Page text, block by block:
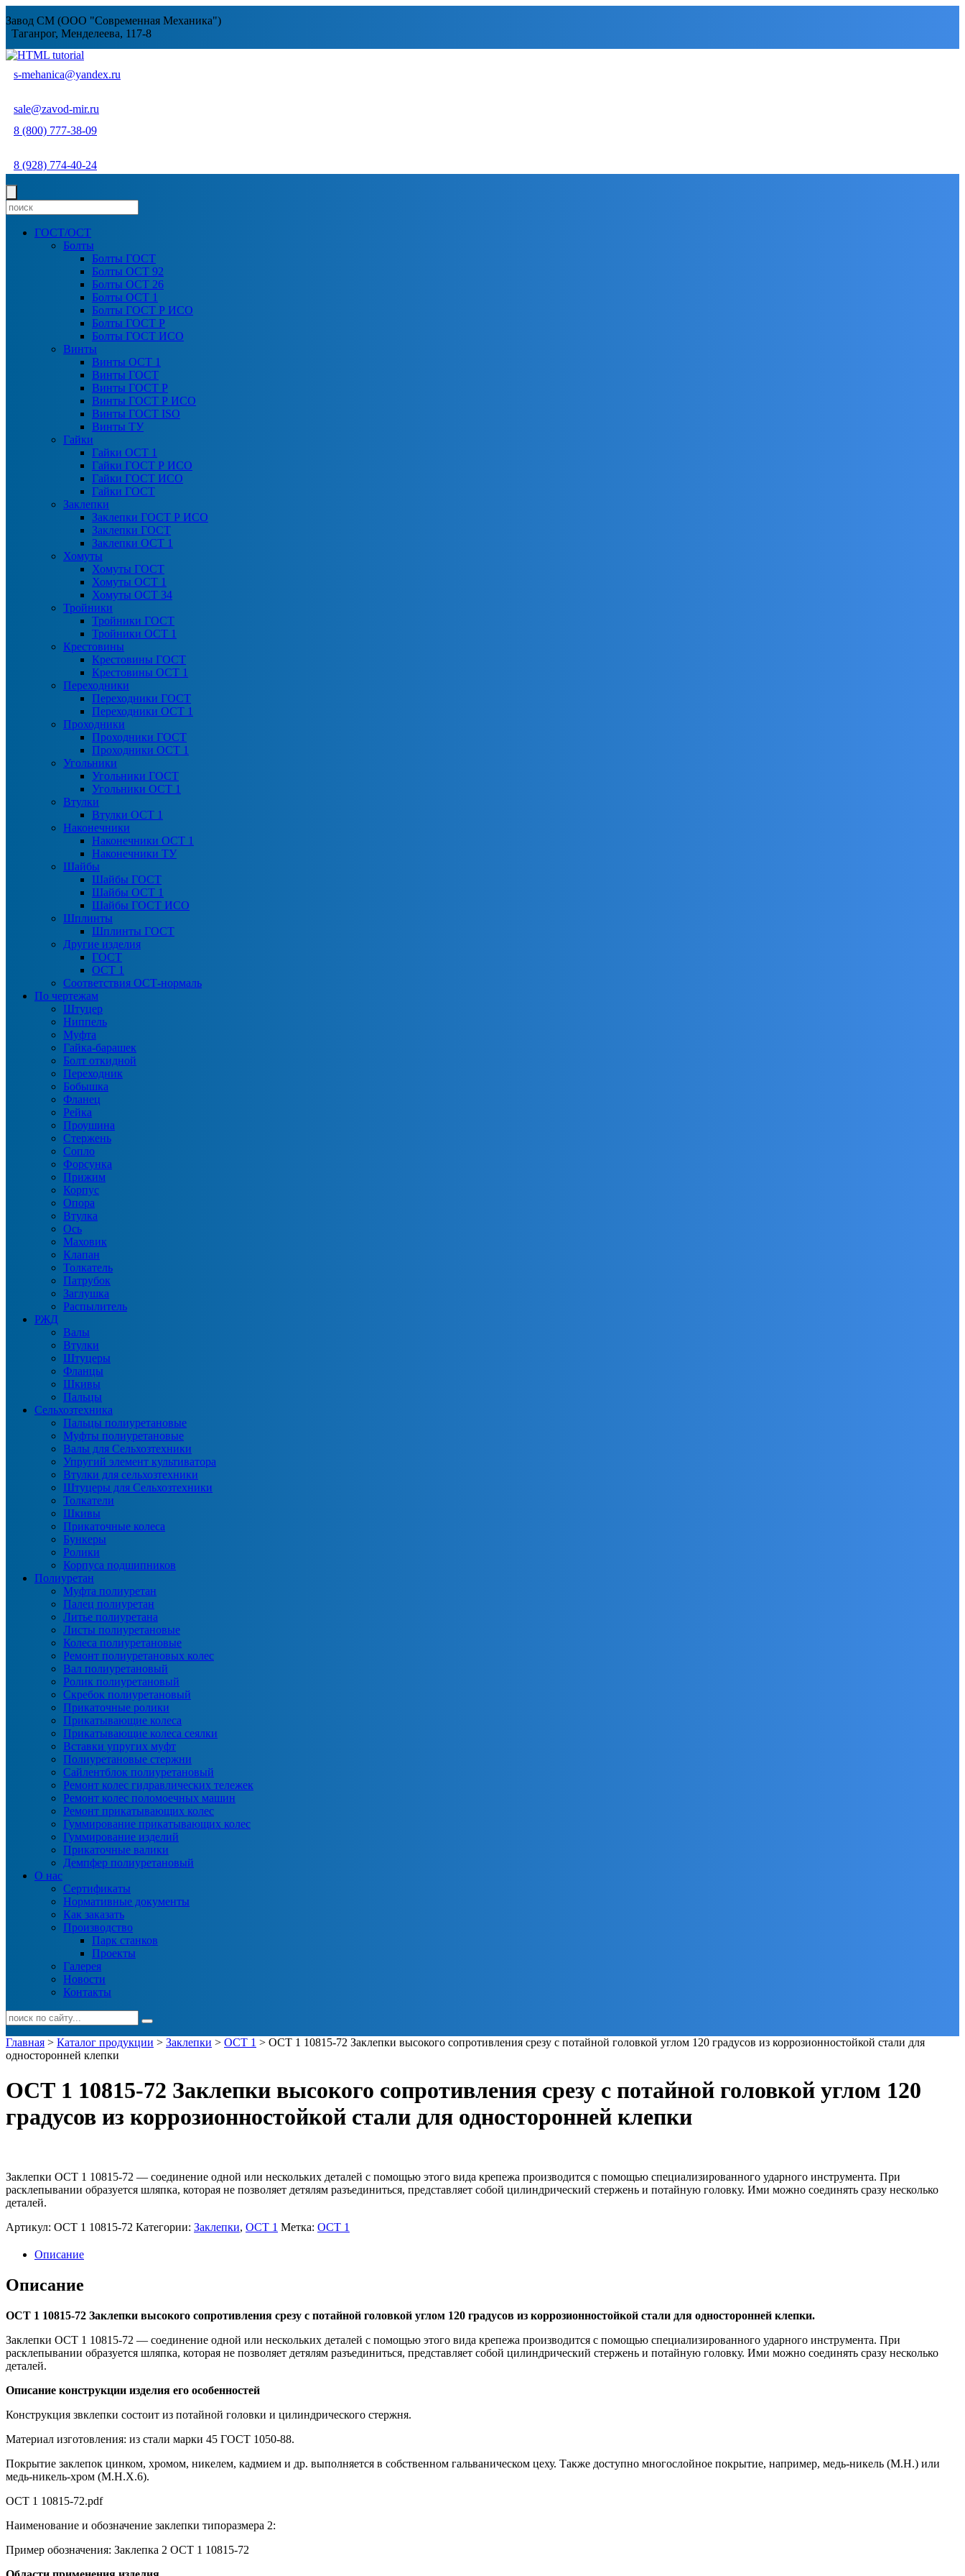
Завод СМ (ООО "Современная Механика")
Таганрог, Менделеева, 117-8
s-mehanica@yandex.ru
sale@zavod-mir.ru
8 (800) 777-38-09
8 (928) 774-40-24
ГОСТ/ОСТ
Болты
Болты ГОСТ
Болты ОСТ 92
Болты ОСТ 26
Болты ОСТ 1
Болты ГОСТ Р ИСО
Болты ГОСТ Р
Болты ГОСТ ИСО
Винты
Винты ОСТ 1
Винты ГОСТ
Винты ГОСТ Р
Винты ГОСТ Р ИСО
Винты ГОСТ ISO
Винты ТУ
Гайки
Гайки ОСТ 1
Гайки ГОСТ Р ИСО
Гайки ГОСТ ИСО
Гайки ГОСТ
Заклепки
Заклепки ГОСТ Р ИСО
Заклепки ГОСТ
Заклепки ОСТ 1
Хомуты
Хомуты ГОСТ
Хомуты ОСТ 1
Хомуты ОСТ 34
Тройники
Тройники ГОСТ
Тройники ОСТ 1
Крестовины
Крестовины ГОСТ
Крестовины ОСТ 1
Переходники
Переходники ГОСТ
Переходники ОСТ 1
Проходники
Проходники ГОСТ
Проходники ОСТ 1
Угольники
Угольники ГОСТ
Угольники ОСТ 1
Втулки
Втулки ОСТ 1
Наконечники
Наконечники ОСТ 1
Наконечники ТУ
Шайбы
Шайбы ГОСТ
Шайбы ОСТ 1
Шайбы ГОСТ ИСО
Шплинты
Шплинты ГОСТ
Другие изделия
ГОСТ
ОСТ 1
Соответствия ОСТ-нормаль
По чертежам
Штуцер
Ниппель
Муфта
Гайка-барашек
Болт откидной
Переходник
Бобышка
Фланец
Рейка
Проушина
Стержень
Сопло
Форсунка
Прижим
Корпус
Опора
Втулка
Ось
Маховик
Клапан
Толкатель
Патрубок
Заглушка
Распылитель
РЖД
Валы
Втулки
Штуцеры
Фланцы
Шкивы
Пальцы
Сельхозтехника
Пальцы полиуретановые
Муфты полиуретановые
Валы для Сельхозтехники
Упругий элемент культиватора
Втулки для сельхозтехники
Штуцеры для Сельхозтехники
Толкатели
Шкивы
Прикаточные колеса
Бункеры
Ролики
Корпуса подшипников
Полиуретан
Муфта полиуретан
Палец полиуретан
Литье полиуретана
Листы полиуретановые
Колеса полиуретановые
Ремонт полиуретановых колес
Вал полиуретановый
Ролик полиуретановый
Скребок полиуретановый
Прикаточные ролики
Прикатывающие колеса
Прикатывающие колеса сеялки
Вставки упругих муфт
Полиуретановые стержни
Сайлентблок полиуретановый
Ремонт колес гидравлических тележек
Ремонт колес поломоечных машин
Ремонт прикатывающих колес
Гуммирование прикатывающих колес
Гуммирование изделий
Прикаточные валики
Демпфер полиуретановый
О нас
Сертификаты
Нормативные документы
Как заказать
Производство
Парк станков
Проекты
Галерея
Новости
Контакты
Главная > Каталог продукции > Заклепки > ОСТ 1 > ОСТ 1 10815-72 Заклепки высокого сопротивления срезу с потайной головкой углом 120 градусов из коррозионностойкой стали для
односторонней клепки
ОСТ 1 10815-72 Заклепки высокого сопротивления срезу с потайной головкой углом 120
градусов из коррозионностойкой стали для односторонней клепки
Заклепки ОСТ 1 10815-72 — соединение одной или нескольких деталей с помощью этого вида крепежа производится с помощью специализированного ударного инструмента. При
расклепывании образуется шляпка, которая не позволяет детялям разъединиться, представляет собой цилиндрический стержень и потайную головку. Ими можно соединять сразу несколько
деталей.
Артикул: ОСТ 1 10815-72 Категории: Заклепки, ОСТ 1 Метка: ОСТ 1
Описание
Описание
ОСТ 1 10815-72 Заклепки высокого сопротивления срезу с потайной головкой углом 120 градусов из коррозионностойкой стали для односторонней клепки.
Заклепки ОСТ 1 10815-72 — соединение одной или нескольких деталей с помощью этого вида крепежа производится с помощью специализированного ударного инструмента. При
расклепывании образуется шляпка, которая не позволяет детялям разъединиться, представляет собой цилиндрический стержень и потайную головку. Ими можно соединять сразу несколько
деталей.
Описание конструкции изделия его особенностей
Конструкция звклепки состоит из потайной головки и цилиндрического стержня.
Материал изготовления: из стали марки 45 ГОСТ 1050-88.
Покрытие заклепок цинком, хромом, никелем, кадмием и др. выполняется в собственном гальваническом цеху. Также доступно многослойное покрытие, например, медь-никель (М.Н.) или
медь-никель-хром (М.Н.Х.6).
ОСТ 1 10815-72.pdf
Наименование и обозначение заклепки типоразмера 2:
Пример обозначения: Заклепка 2 ОСТ 1 10815-72